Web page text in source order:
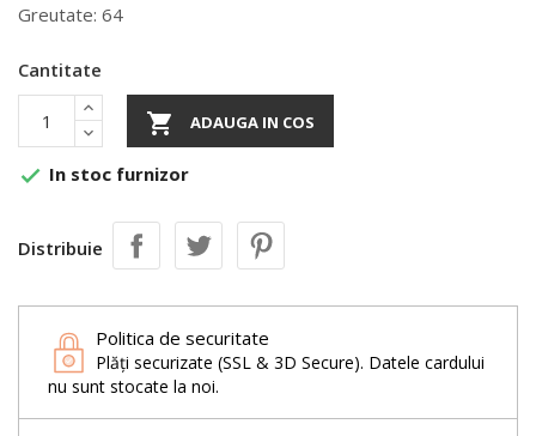
Greutate: 64
Cantitate
 ADAUGA IN COS
 In stoc furnizor
Distribuie
Politica de securitate
Plăți securizate (SSL & 3D Secure). Datele cardului
nu sunt stocate la noi.